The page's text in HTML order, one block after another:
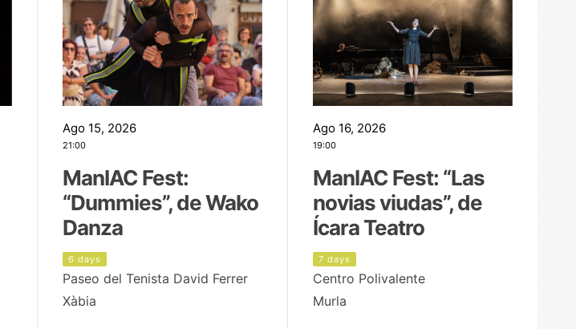
Ago 15, 2026
21:00
ManIAC Fest:
“Dummies”, de Wako
Danza
6 days
Paseo del Tenista David Ferrer
Xàbia
Ago 16, 2026
19:00
ManIAC Fest: “Las
novias viudas”, de
Ícara Teatro
7 days
Centro Polivalente
Murla